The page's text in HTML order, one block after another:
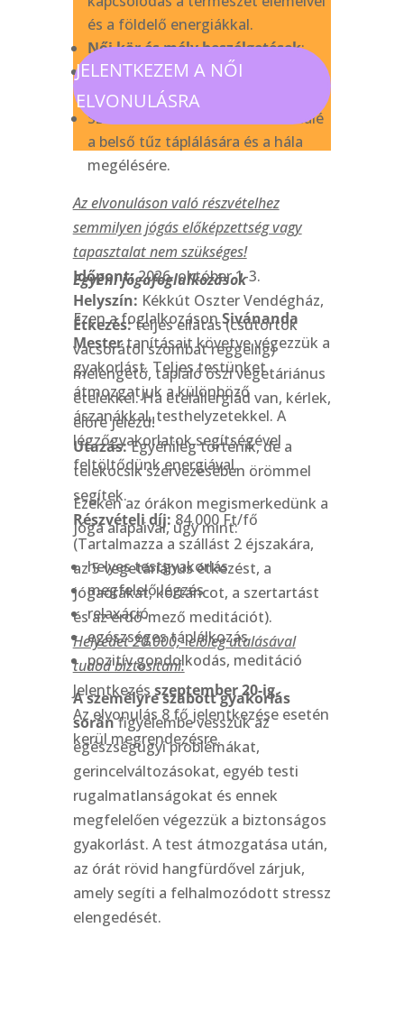
és a földelő energiákkal.
Női kör és mély beszélgetések:
biztonságos tér a megosztásra és
az őszi elengedés megélésére.
Szakrális
: rituálé
a belső tűz táplálására és a hála
megélésére.
Az elvonuláson való részvételhez
semmilyen jógás előképzettség vagy
tapasztalat nem szükséges!
Időpont:2026. október 1-3.
Helyszín: Kékkút Oszter Vendégház,
Étkezés:teljes ellátás (csütörtök
vacsorától szombat reggeliig)
melengető, tápláló őszi vegetáriánus
ételekkel. Ha ételallergiád van, kérlek,
előre jelezd!
Utazás:Egyénileg történik, de a
telekocsik szervezésében örömmel
segítek.
Részvételi díj: 84.000 Ft/fő
(Tartalmazza a szállást 2 éjszakára,
az 5 vegetáriánus étkezést, a
jógaórákat, körtáncot, a szertartást
és az erdő-mező meditációt).
Helyedet 20.000,- előleg utalásával
tudod biztosítani.
Jelentkezés szeptember 20-ig.
Az elvonulás 8 fő jelentkezése esetén
kerül megrendezésre.
JELENTKEZEM A NŐI
ELVONULÁSRA
Egyéni jógafoglalkozások
Ezen a foglalkozásonSivánanda
Mestertanításait követve végezzük a
gyakorlást. Teljes testünket
átmozgatjuk a különböző
ászanákkal, testhelyzetekkel. A
légzőgyakorlatok segítségével
feltöltődünk energiával.
Ezeken az órákon megismerkedünk a
jóga alapaival, úgy mint:
helyes testgyakorlás
megfelelő légzés
relaxáció
egészséges táplálkozás
pozitív gondolkodás, meditáció
A személyre szabott gyakorlás
soránfigyelembe vesszük az
egészségügyi problémákat,
gerincelváltozásokat, egyéb testi
rugalmatlanságokat és ennek
megfelelően végezzük a biztonságos
gyakorlást. A test átmozgatása után,
az órát rövid hangfürdővel zárjuk,
amely segíti a felhalmozódott stressz
elengedését.